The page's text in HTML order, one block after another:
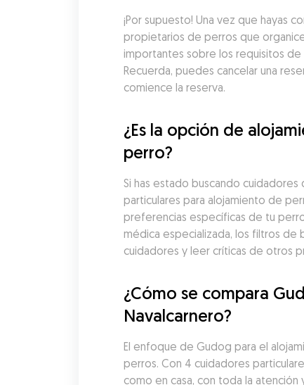
¡Por supuesto! Una vez que hayas
propietarios de perros que
importantes sobre los requisitos
Recuerda, puedes cancelar una
comience la reserva.
¿Es la opción de
perro?
Si has estado buscando
particulares para alojamiento de
preferencias específicas de tu
médica especializada, los filtros de
cuidadores y leer críticas de otros
¿Cómo se compara
Navalcarnero?
El enfoque de Gudog para el
perros. Con 4 cuidadores
como en casa, con toda la